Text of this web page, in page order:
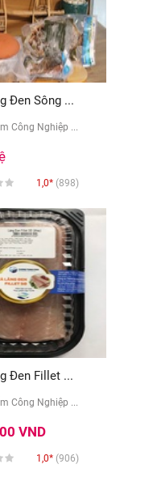
Đen Sông ...
Công Nghiệp ...
1,0* (898)
Đen Fillet ...
Công Nghiệp ...
VND
1,0* (906)